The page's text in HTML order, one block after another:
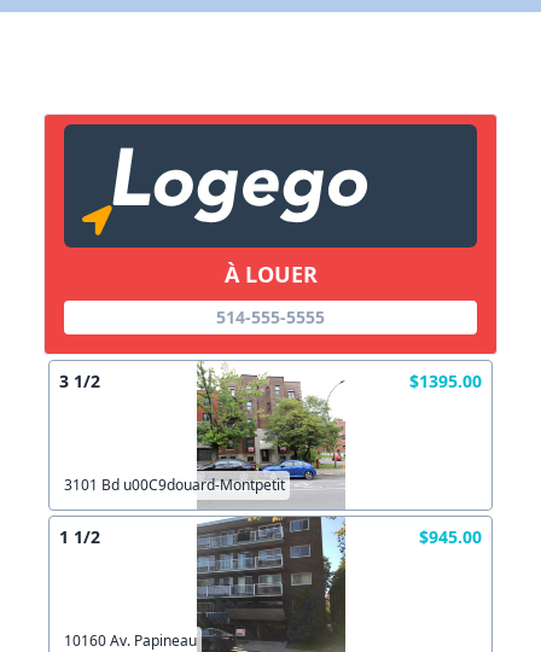
À LOUER
514-555-5555
3 1/2 $1395.00
3101 Bd u00C9douard-Montpetit
1 1/2 $945.00
10160 Av. Papineau
Copier lien
X Fermer Envoyez